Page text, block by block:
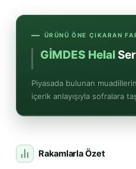
ÜRÜNÜ ÖNE ÇIKARAN
GİMDES Helal
Piyasada bulunan
içerik anlayışıyla sofralara
Rakamlarla Özet